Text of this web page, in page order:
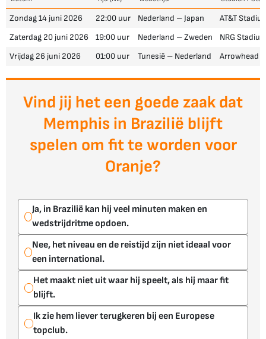
Zondag 14 juni 2026 22:00 uur Nederland – Japan
AT&T
Zaterdag 20 juni 2026
19:00 uur Nederland – Zweden
NRG
Vrijdag 26 juni 2026
01:00 uur Tunesië – Nederland Arrowhead
Vind jij het een goede zaak dat
Memphis in Brazilië blijft
spelen om fit te worden voor
Oranje?
Ja, in Brazilië kan hij veel minuten maken en
wedstrijdritme opdoen.
Nee, het niveau en de reistijd zijn niet ideaal voor
een international.
Het maakt niet uit waar hij speelt, als hij maar fit
blijft.
Ik zie hem liever terugkeren bij een Europese
topclub.